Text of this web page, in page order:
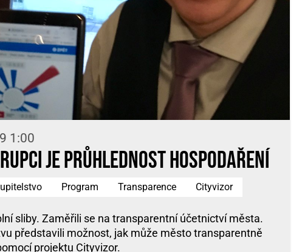
1:00
je průhlednost hospodaření
Program Transparence Cityvizor
sliby. Zaměřili se na transparentní účetnictví města.
představili možnost, jak může město transparentně
projektu Cityvizor.